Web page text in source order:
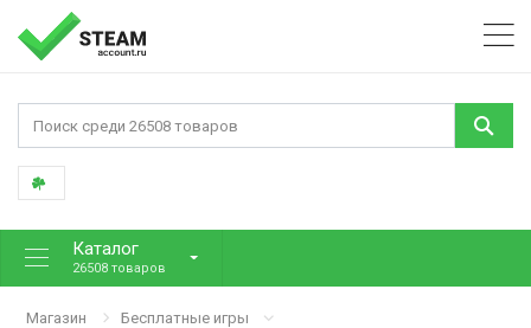
Каталог
26508 товаров
Магазин Бесплатные игры